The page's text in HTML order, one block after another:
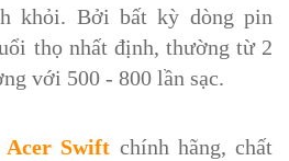
khỏi. Bởi bất kỳ dòng pin
thọ nhất định, thường từ 2
với 500 - 800 lần sạc.
Swift chính hãng, chất